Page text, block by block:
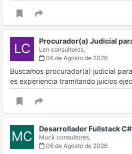
LC Procurador(a) Judicial
Len consultores,
06 de Agosto de 2026
Buscamos procurador(a) judicial
es experiencia tramitando juicios
MC Desarrollador Fullstack
Muck consultores,
06 de Agosto de 2026